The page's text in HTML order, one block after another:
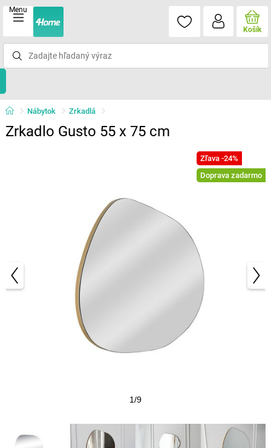
Menu
Košík
Nábytok Zrkadlá
Zrkadlo Gusto 55 x 75 cm
Zľava -24%
Doprava zadarmo
1/9